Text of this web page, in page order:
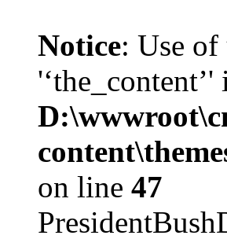
Notice: Use of
'‘the_content’'
on line 47